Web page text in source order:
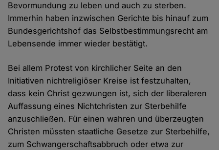
Bevormundung zu leben und auch zu sterben.
Immerhin haben inzwischen Gerichte bis hinauf zum
Bundesgerichtshof das Selbstbestimmungsrecht am
Lebensende immer wieder bestätigt.
Bei allem Protest von kirchlicher Seite an den
Initiativen nichtreligiöser Kreise ist festzuhalten,
dass kein Christ gezwungen ist, sich der liberaleren
Auffassung eines Nichtchristen zur Sterbehilfe
anzuschließen. Für einen wahren und überzeugten
Christen müssten staatliche Gesetze zur Sterbehilfe,
zum Schwangerschaftsabbruch oder etwa zur